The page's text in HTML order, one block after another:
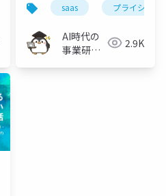
saas プライシング
AI時代の
事業研究 /
2.9K